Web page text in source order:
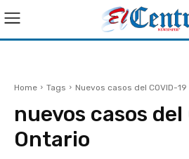
Home Tags Nuevos casos del COVID-19
nuevos casos del
Ontario